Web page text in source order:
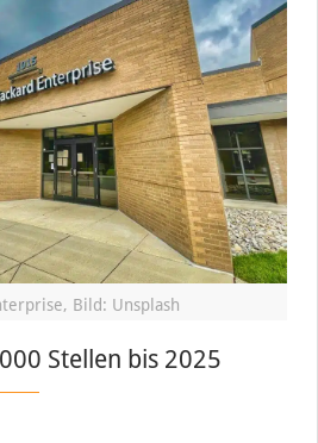
Bild: Unsplash
Stellen bis 2025